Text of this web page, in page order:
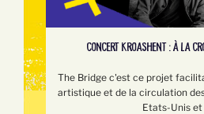
CONCERT KROASHENT : À LA
The Bridge c'est ce projet
artistique et de la circulation
Etats-Unis et